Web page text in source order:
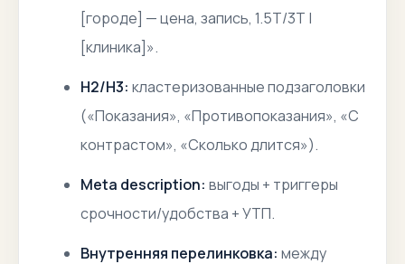
[городе] — цена, запись, 1.5Т/3Т |
[клиника]».
H2/H3: кластеризованные подзаголовки
(«Показания», «Противопоказания», «С
контрастом», «Сколько длится»).
Meta description: выгоды + триггеры
срочности/удобства + УТП.
Внутренняя перелинковка: между